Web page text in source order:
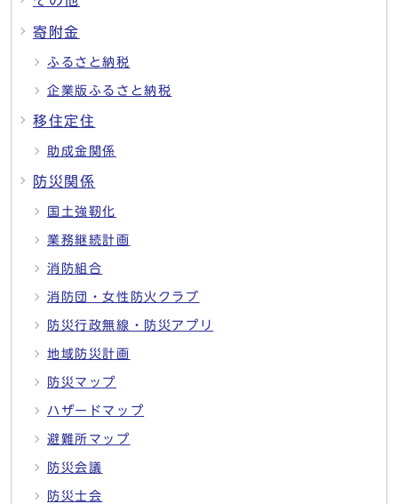
寄附金
ふるさと納税
企業版ふるさと納税
移住定住
助成金関係
防災関係
国土強靭化
業務継続計画
消防組合
消防団・女性防火クラブ
防災行政無線・防災アプリ
地域防災計画
防災マップ
ハザードマップ
避難所マップ
防災会議
防災士会